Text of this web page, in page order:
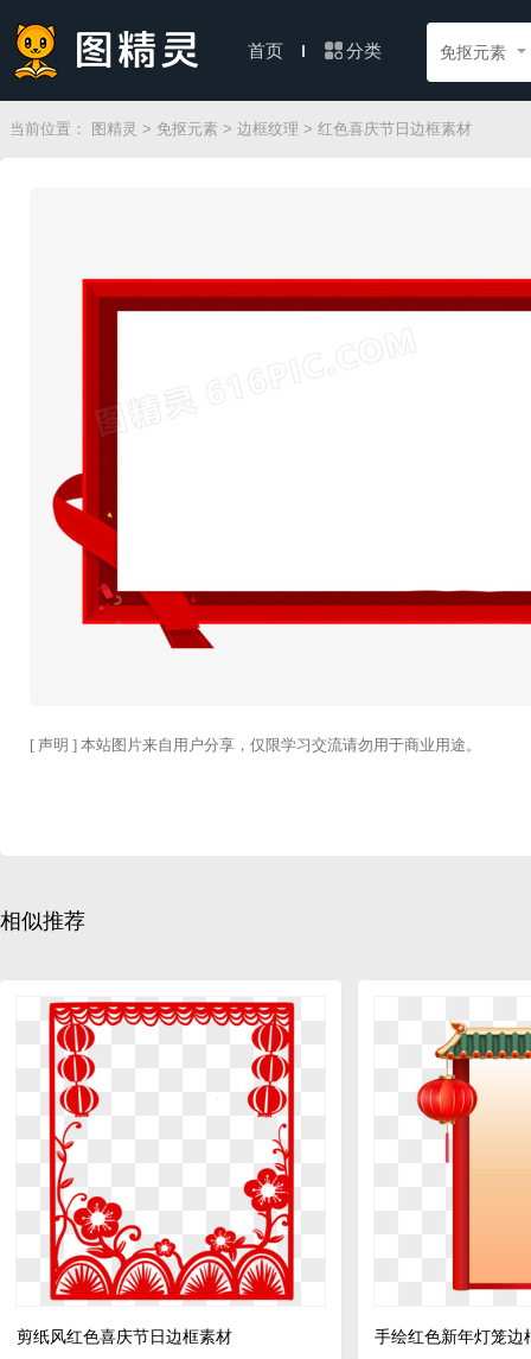
首页 分类 免抠元素
当前位置： 图精灵 > 免抠元素 > 边框纹理 > 红色喜庆节日边框素材
[ 声明 ] 本站图片来自用户分享，仅限学习交流请勿用于商业用途。
相似推荐
剪纸风红色喜庆节日边框素材 手绘红色新年灯笼边